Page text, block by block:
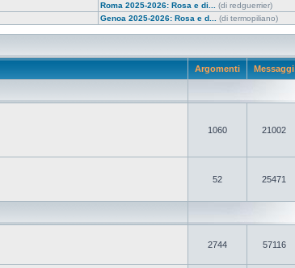
Roma 2025-2026: Rosa e di...
(di redguerrier)
Genoa 2025-2026: Rosa e d... (di termopiliano)
Argomenti Messaggi
1060 21002
52 25471
2744 57116